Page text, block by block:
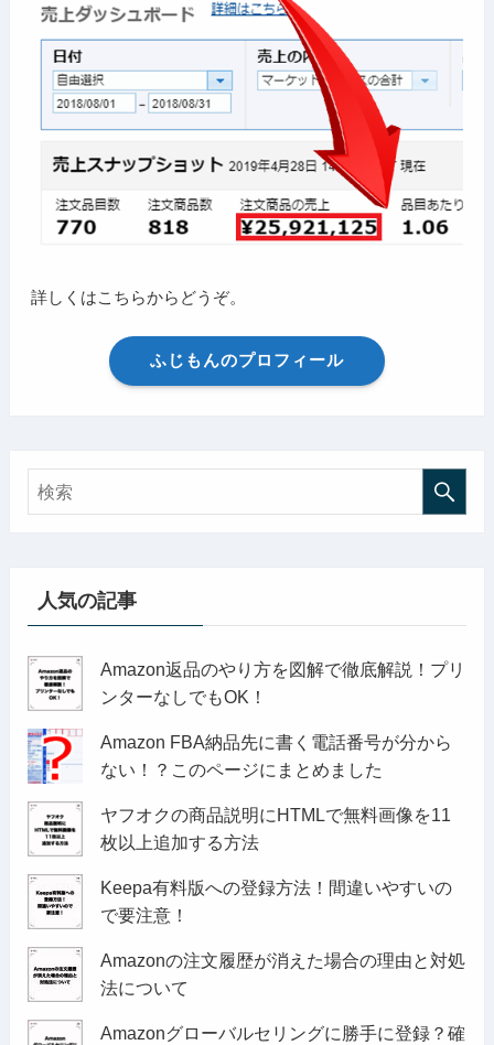
詳しくはこちらからどうぞ。
ふじもんのプロフィール
人気の記事
Amazon返品のやり方を図解で徹底解説！プリ
ンターなしでもOK！
Amazon FBA納品先に書く電話番号が分から
ない！？このページにまとめました
ヤフオクの商品説明にHTMLで無料画像を11
枚以上追加する方法
Keepa有料版への登録方法！間違いやすいの
で要注意！
Amazonの注文履歴が消えた場合の理由と対処
法について
Amazonグローバルセリングに勝手に登録？確